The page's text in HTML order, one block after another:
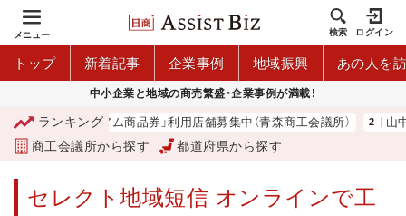
メニュー 検索 ログイン
トップ 新着記事 企業事例 地域振興 あの人を
中小企業と地域の商売繁盛・企業事例が満載！
ランキング
「青森市プレミアム商品券」利用店舗募集中（青森商工会議所） 山中
商工会議所から探す 都道府県から探す
セレクト地域短信 オンラインで工